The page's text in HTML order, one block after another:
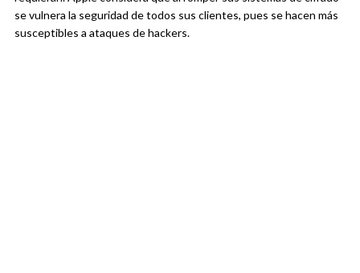
se vulnera la seguridad de todos sus clientes, pues se hacen más
susceptibles a ataques de hackers.